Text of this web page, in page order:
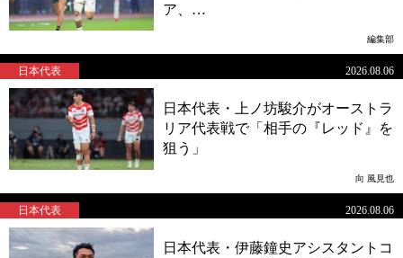
ア、…
編集部
日本代表・上ノ坊駿介がオーストラ
リア代表戦で「相手の『レッド』を
狙う」
日本代表 2026.08.06
向 風見也
日本代表・伊藤鐘史アシスタントコ
日本代表 2026.08.06